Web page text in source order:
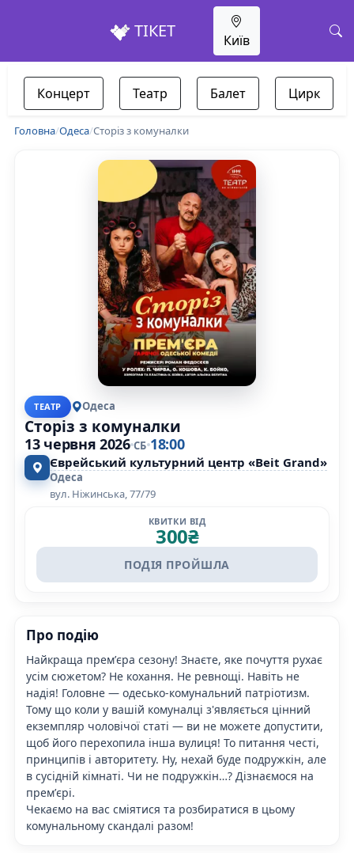
ТІКЕТ Київ
Концерт Театр Балет Цирк
Головна/Одеса/Сторіз з комуналки
ТЕАТР Одеса
Сторіз з комуналки
13 червня 2026 СБ 18:00
Єврейський культурний центр «Beit Grand»
Одеса
вул. Ніжинська, 77/79
КВИТКИ ВІД
300₴
ПОДІЯ ПРОЙШЛА
Про подію
Найкраща премʼєра сезону! Знаєте, яке почуття рухає
усім сюжетом? Не кохання. Не ревнощі. Навіть не
надія! Головне — одесько-комунальний патріотизм.
Тому що коли у вашій комуналці з'являється цінний
екземпляр чоловічої статі — ви не можете допустити,
щоб його перехопила інша вулиця! То питання честі,
принципів і авторитету. Ну, нехай буде подружкін, але
в сусідній кімнаті. Чи не подружкін…? Дізнаємося на
премʼєрі.
Чекаємо на вас сміятися та розбиратися в цьому
комунальному скандалі разом!